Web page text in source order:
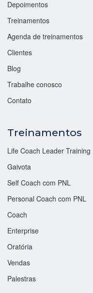
Depoimentos
Treinamentos
Agenda de treinamentos
Clientes
Blog
Trabalhe conosco
Contato
Treinamentos
Life Coach Leader Training
Gaivota
Self Coach com PNL
Personal Coach com PNL
Coach
Enterprise
Oratória
Vendas
Palestras